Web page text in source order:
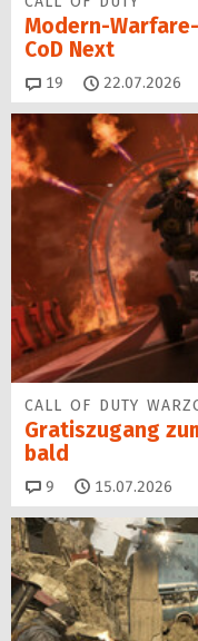
Modern-
CoD Next
19 Kommentare
22.07.2026
CALL OF DUTY
Gratiszugang
bald
9 Kommentare
15.07.2026